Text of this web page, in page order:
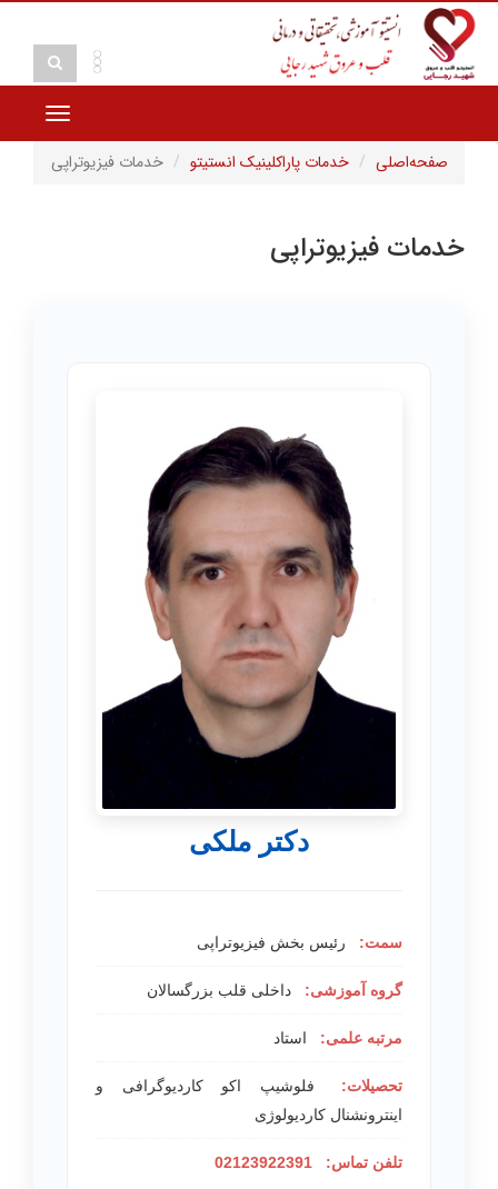
Toggle
صفحه‌اصلی
خدمات پاراکلینیک انستیتو خدمات فیزیوتراپی
خدمات فیزیوتراپی
دکتر ملکی
سمت: رئیس بخش فیزیوتراپی
گروه آموزشی: داخلی قلب بزرگسالان
مرتبه علمی: استاد
تحصیلات:
فلوشیپ اکو کاردیوگرافی و
اینترونشنال کاردیولوژی
تلفن تماس: 02123922391